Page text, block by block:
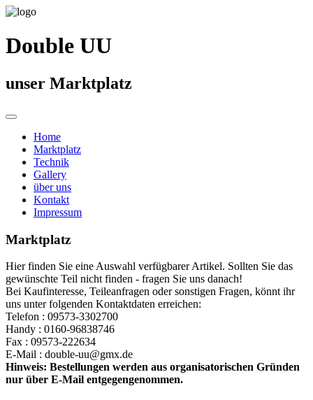
Double UU
unser Marktplatz
Home
Marktplatz
Technik
Gallery
über uns
Kontakt
Impressum
Marktplatz
Hier finden Sie eine Auswahl verfügbarer Artikel. Sollten Sie das
gewünschte Teil nicht finden - fragen Sie uns danach!
Bei Kaufinteresse, Teileanfragen oder sonstigen Fragen, könnt ihr
uns unter folgenden Kontaktdaten erreichen:
Telefon : 09573-3302700
Handy : 0160-96838746
Fax : 09573-222634
E-Mail : double-uu@gmx.de
Hinweis: Bestellungen werden aus organisatorischen Gründen
nur über E-Mail entgegengenommen.